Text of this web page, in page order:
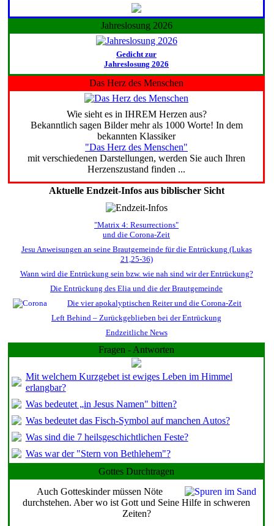
Jahreslosung 2026
Gedicht zur
Jahreslosung 2026
Das Herz des Menschen
Wie sieht es in IHREM Herzen aus?
Bekanntlich sagen Bilder mehr als 1000 Worte! In dem
bekannten Klassiker
"Das Herz des Menschen"
mit verschiedenen Darstellungen, werden Sie auch Ihren
Herzenszustand finden ...
Aktuelle Endzeit-Infos aus biblischer Sicht
"Matrix 4: Resurrections"
und die Corona-Zeit
Jesu Anweisungen an seine Brautgemeinde für die Entrückung (Lukas
21,25-36)
Wann wird die Entrückung sein bzw. wie nah sind wir der Entrückung?
Die Entrückung des Elia und die der Brautgemeinde
Die vier apokalyptischen Reiter und die Corona-Zeit
Left Behind – Zurückgeblieben bei der Entrückung
Endzeitliche News
Fragen - Antworten
Mit welchem Kurzgebet ist ewiges Leben im Himmel
erlangbar?
Was bedeutet „in Jesus Namen" bitten?
Was bedeutet das Fisch-Symbol auf manchen Autos?
Was sind die 7 heilsgeschichtlichen Feste?
Was war der "Stern von Bethlehem"?
Gottes Durchtragen
Auch Gotteskinder müssen Nöte
durchstehen. Aber wo ist Gott und Seine Hilfe in schweren
Zeiten?